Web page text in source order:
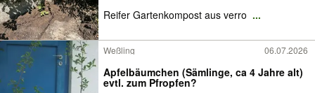
Reifer Gartenkompost aus verro ...
Weßling 06.07.2026
Apfelbäumchen (Sämlinge, ca 4 Jahre alt)
evtl. zum Pfropfen?